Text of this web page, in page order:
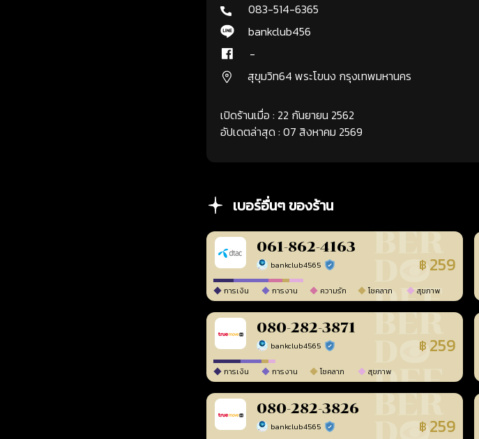
083-514-6365
bankclub456
-
สุขุมวิท64 พระโขนง กรุงเทพมหานคร
เปิดร้านเมื่อ : 22 กันยายน 2562
อัปเดตล่าสุด : 07 สิงหาคม 2569
เบอร์อื่นๆ ของร้าน
061-862-4163
bankclub4565 ร้านยืนยันแล้ว ฿ 259
การเงิน การงาน ความรัก โชคลาภ สุขภาพ
080-282-3871
bankclub4565 ร้านยืนยันแล้ว ฿ 259
การเงิน การงาน โชคลาภ สุขภาพ
080-282-3826
bankclub4565 ร้านยืนยันแล้ว ฿ 259